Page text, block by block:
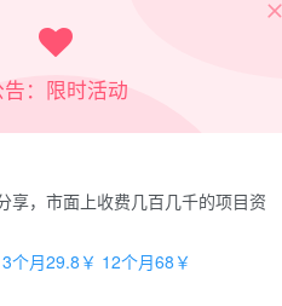
创视频，轻松日入多张，简单易上手
告：限时活动
享，市面上收费几百几千的项目资
个月29.8￥ 12个月68￥